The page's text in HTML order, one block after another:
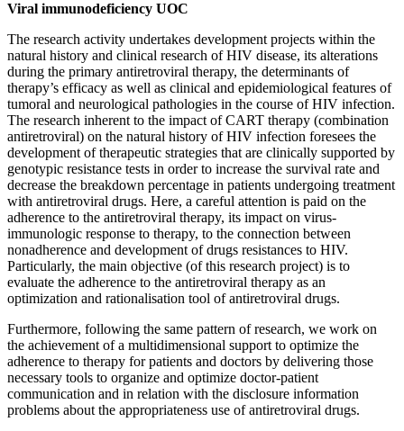
Viral immunodeficiency UOC
The research activity undertakes development projects within the
natural history and clinical research of HIV disease, its alterations
during the primary antiretroviral therapy, the determinants of
therapy’s efficacy as well as clinical and epidemiological features of
tumoral and neurological pathologies in the course of HIV infection.
The research inherent to the impact of CART therapy (combination
antiretroviral) on the natural history of HIV infection foresees the
development of therapeutic strategies that are clinically supported by
genotypic resistance tests in order to increase the survival rate and
decrease the breakdown percentage in patients undergoing treatment
with antiretroviral drugs. Here, a careful attention is paid on the
adherence to the antiretroviral therapy, its impact on virus-
immunologic response to therapy, to the connection between
nonadherence and development of drugs resistances to HIV.
Particularly, the main objective (of this research project) is to
evaluate the adherence to the antiretroviral therapy as an
optimization and rationalisation tool of antiretroviral drugs.
Furthermore, following the same pattern of research, we work on
the achievement of a multidimensional support to optimize the
adherence to therapy for patients and doctors by delivering those
necessary tools to organize and optimize doctor-patient
communication and in relation with the disclosure information
problems about the appropriateness use of antiretroviral drugs.